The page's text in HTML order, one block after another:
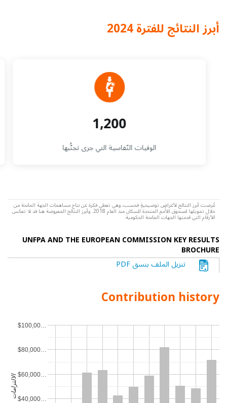
أبرز النتائج للفترة 2024
1,200
الوفيات النّفاسية التي جرى تجنُّبها
عُرضت أبرز النتائج لأغراضٍ توضيحيةٍ فحسب، وهي تعطي فكرة عن نتاج مساهمات الجهة المانحة من
خلال تمويلها لصندوق الأمم المتحدة للسكان منذ العام 2018. وأبرز النتائج المعروضة هنا قد لا تعكس
الأرقام التي قدمتها الجهات المانحة الحكومية.
UNFPA AND THE EUROPEAN COMMISSION KEY RESULTS
BROCHURE
تنزيل الملف بنسق PDF
Contribution history
$40,000…
$60,000…
$80,000…
$100,00…
الالتزامات